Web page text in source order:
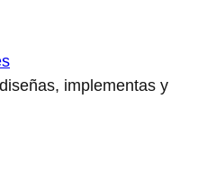
implementas y